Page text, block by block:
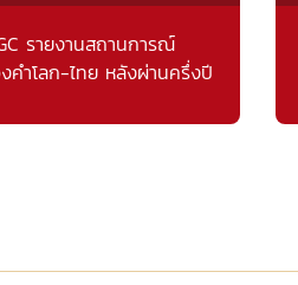
รายงานสถานการณ์
คำโลก-ไทย หลังผ่านครึ่งปี